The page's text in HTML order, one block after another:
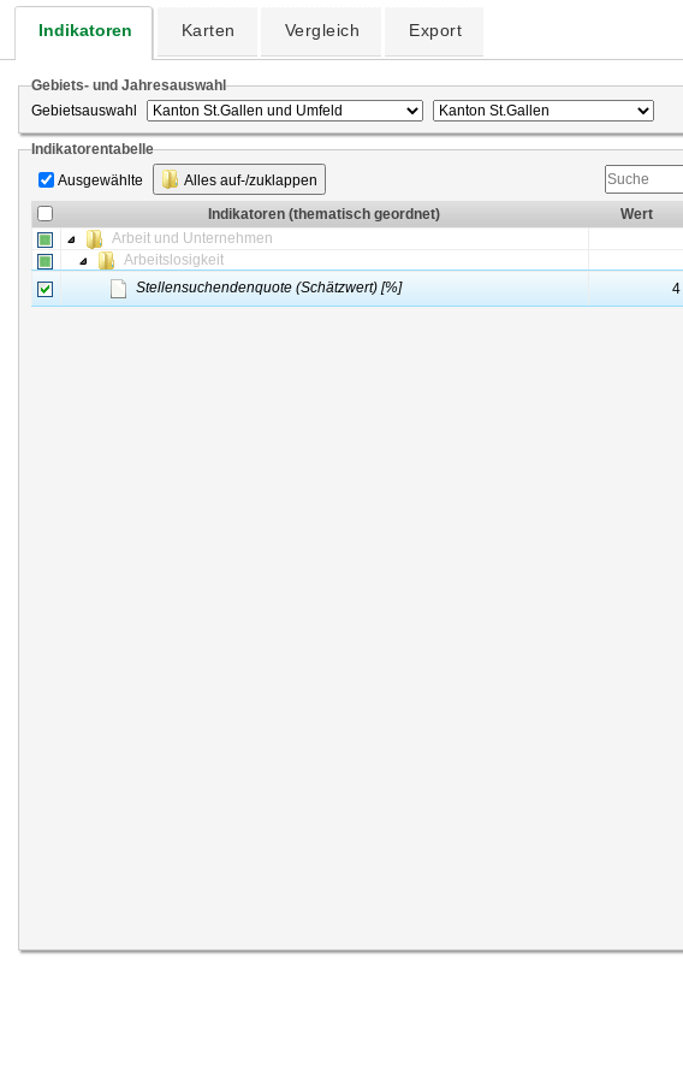
Indikatoren Karten Vergleich Export
Gebiets- und Jahresauswahl
Gebietsauswahl
Indikatorentabelle
Ausgewählte
Alles auf-/zuklappen
Indikatoren (thematisch geordnet) Wert
Arbeit und Unternehmen
Arbeitslosigkeit
Stellensuchendenquote (Schätzwert) [%]
4